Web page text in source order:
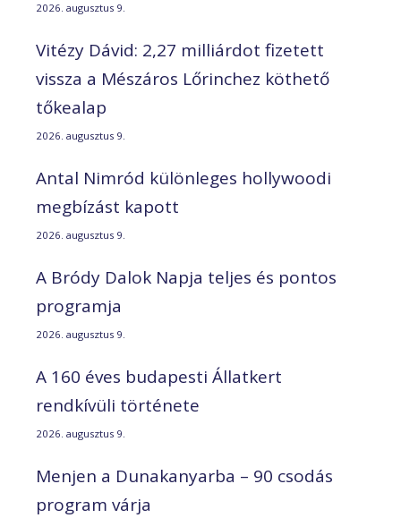
2026. augusztus 9.
Vitézy Dávid: 2,27 milliárdot fizetett
vissza a Mészáros Lőrinchez köthető
tőkealap
2026. augusztus 9.
Antal Nimród különleges hollywoodi
megbízást kapott
2026. augusztus 9.
A Bródy Dalok Napja teljes és pontos
programja
2026. augusztus 9.
A 160 éves budapesti Állatkert
rendkívüli története
2026. augusztus 9.
Menjen a Dunakanyarba – 90 csodás
program várja